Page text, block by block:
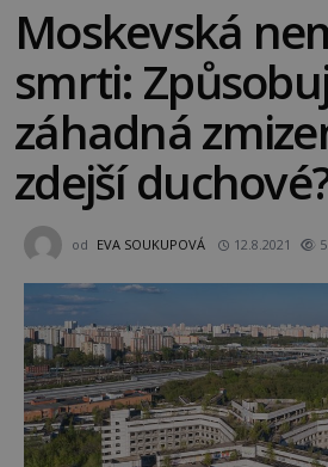
Moskevská
smrti:
záhadná
zdejší
od EVA SOUKUPOVÁ 12.8.2021